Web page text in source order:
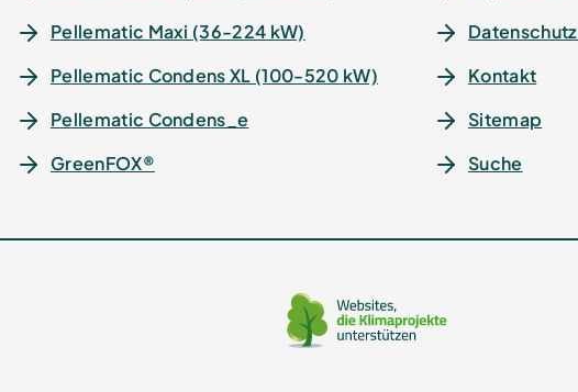
Pellematic Maxi (36-224 kW)
Pellematic Condens XL (100-520 kW)
Pellematic Condens_e
GreenFOX®
Kontakt
Sitemap
Suche